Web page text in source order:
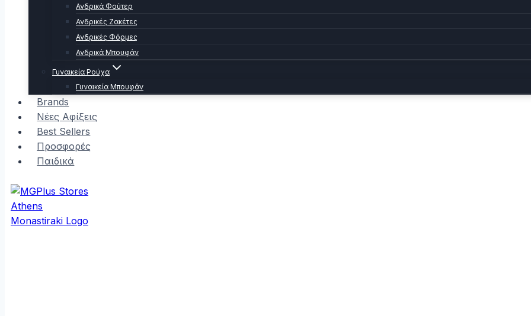
Ανδρικά Φούτερ
Ανδρικές Ζακέτες
Ανδρικές Φόρμες
Ανδρικά Μπουφάν
Γυναικεία Ρούχα
Γυναικεία Μπουφάν
Brands
Νέες Αφίξεις
Best Sellers
Προσφορές
Παιδικά